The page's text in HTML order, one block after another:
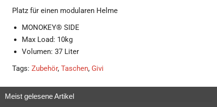
Platz für einen modularen Helme
MONOKEY® SIDE
Max Load: 10kg
Volumen: 37 Liter
Tags: Zubehör, Taschen, Givi
Meist gelesene Artikel